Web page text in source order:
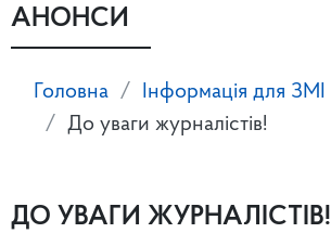
АНОНСИ
Головна Інформація для ЗМІ
До уваги журналістів!
ДО УВАГИ ЖУРНАЛІСТІВ!